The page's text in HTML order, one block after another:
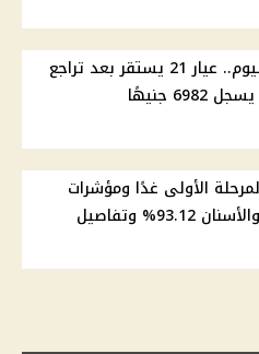
أسعار الذهب اليوم.. عيار 21 يستقر بعد تراجع
الأولى غدًا ومؤشرات
الطب 93.75% والأسنان 93.12% وتفاصيل